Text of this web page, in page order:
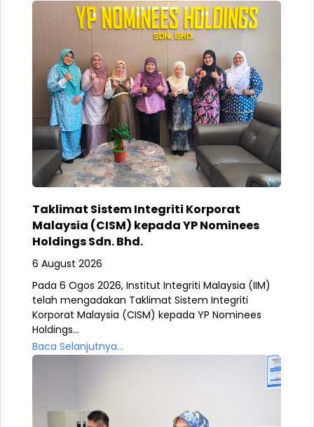
Taklimat Sistem Integriti Korporat
Malaysia (CISM) kepada YP Nominees
Holdings Sdn. Bhd.
6 August 2026
Pada 6 Ogos 2026, Institut Integriti Malaysia (IIM)
telah mengadakan Taklimat Sistem Integriti
Korporat Malaysia (CISM) kepada YP Nominees
Holdings...
Baca Selanjutnya...